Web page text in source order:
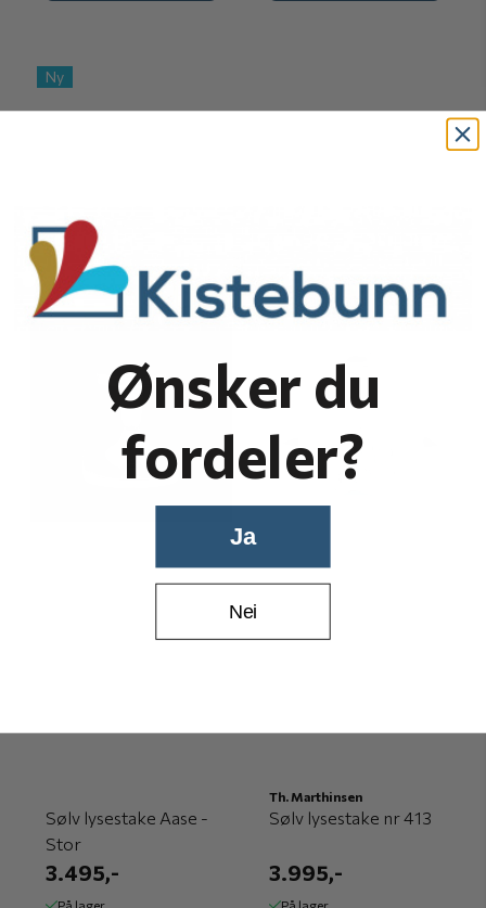
Ny
Sølv lysestake Aase -
Stor
3.495,-
På lager
Th. Marthinsen
Sølv lysestake nr 413
3.995,-
På lager
Ønsker du
fordeler?
Ja
Nei